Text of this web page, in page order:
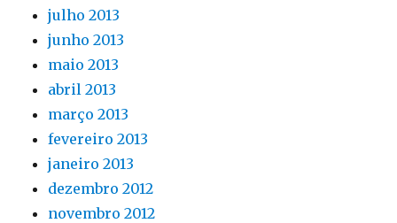
julho 2013
junho 2013
maio 2013
abril 2013
março 2013
fevereiro 2013
janeiro 2013
dezembro 2012
novembro 2012